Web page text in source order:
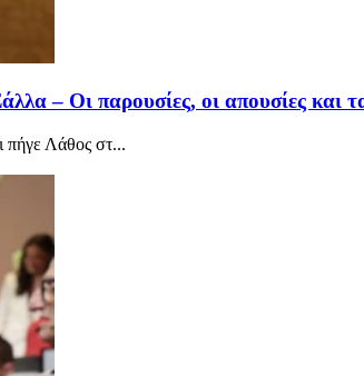
– Οι παρουσίες, οι απουσίες και
πήγε Λάθος στ...